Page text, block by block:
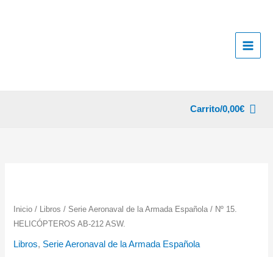
Carrito/0,00€
Inicio / Libros / Serie Aeronaval de la Armada Española / Nº 15.
HELICÓPTEROS AB-212 ASW.
Libros, Serie Aeronaval de la Armada Española